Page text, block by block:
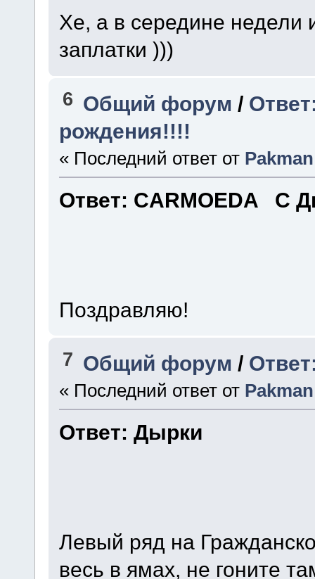
Хе, а в середине недели
заплатки )))
6 Общий форум /
рождения!!!!
« Последний ответ от Pakman
Ответ: CARMOEDA С
Поздравляю!
7 Общий форум /
« Последний ответ от Pakman
Ответ: Дырки
Левый ряд на
весь в ямах, не гоните